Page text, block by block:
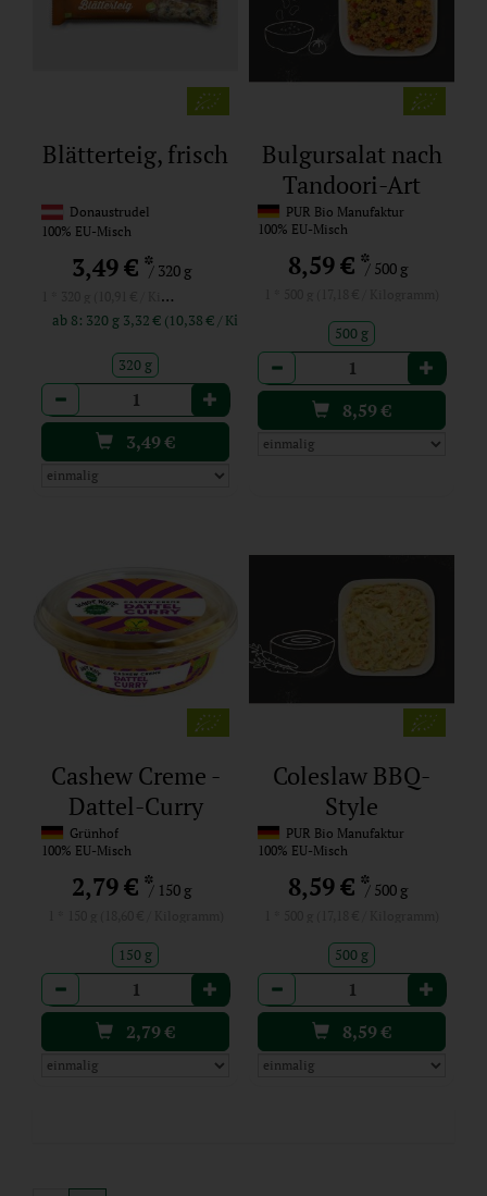
Blätterteig, frisch
Donaustrudel
100% EU-Misch
3,49 €*/ 320 g
1 * 320 g (10,91 € / Kilogramm)
ab 8: 320 g 3,32 € (10,38 € / Kilogramm)
320 g
Anzahl
3,49€
Bulgursalat nach
Tandoori-Art
(Großgeinde)
PUR Bio Manufaktur
100% EU-Misch
8,59 €*/ 500 g
500 g
Anzahl
8,59€
Cashew Creme -
Dattel-Curry
Grünhof
100% EU-Misch
2,79 €*/ 150 g
150 g
Anzahl
2,79€
Coleslaw BBQ-
Style
(Großgebinde)
PUR Bio Manufaktur
100% EU-Misch
8,59 €*/ 500 g
500 g
Anzahl
8,59€